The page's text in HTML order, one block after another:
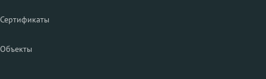
Сертификаты
Объекты